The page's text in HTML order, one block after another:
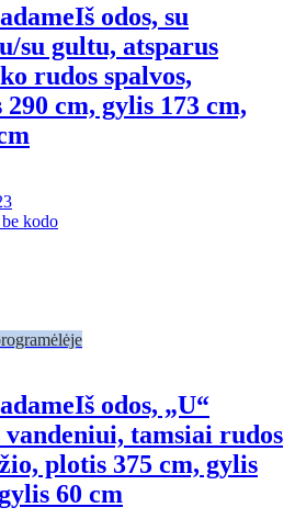
Iš odos, su
su gultu, atsparus
rudos spalvos,
cm, gylis 173 cm,
kodo
Iš odos, „U“
tamsiai rudos
plotis 375 cm, gylis
60 cm